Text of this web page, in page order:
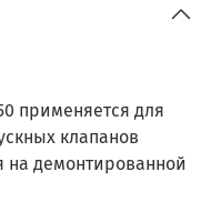
применяется для
клапанов
на демонтированной